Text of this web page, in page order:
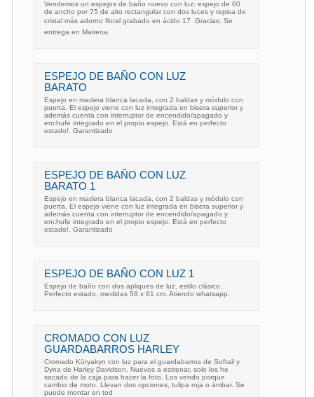
Vendemos un espejos de baño nuevo con luz: espejo de 60
de ancho por 75 de alto rectangular con dos luces y repisa de
cristal más adorno floral grabado en ácido 17  Gracias. Se
entrega en Mairena.
ESPEJO DE BAÑO CON LUZ
BARATO
Espejo en madera blanca lacada, con 2 baldas y módulo con
puerta. El espejo viene con luz integrada en bisera superior y
además cuenta con interruptor de encendido/apagado y
enchufe integrado en el propio espejo. Está en perfecto
estado!. Garantizado
ESPEJO DE BAÑO CON LUZ
BARATO 1
Espejo en madera blanca lacada, con 2 baldas y módulo con
puerta. El espejo viene con luz integrada en bisera superior y
además cuenta con interruptor de encendido/apagado y
enchufe integrado en el propio espejo. Está en perfecto
estado!. Garantizado
ESPEJO DE BAÑO CON LUZ 1
Espejo de baño con dos apliques de luz, estilo clásico.
Perfecto estado, medidas 58 x 81 cm. Atiendo whatsapp.
CROMADO CON LUZ
GUARDABARROS HARLEY
Cromado Küryakyn con luz para el guardabarros de Softail y
Dyna de Harley Davidson. Nuevos a estrenar, solo los he
sacado de la caja para hacer la foto. Los vendo porque
cambio de moto. Llevan dos opciones, tulipa roja o ámbar. Se
puede montar en tod